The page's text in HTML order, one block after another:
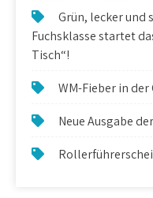
Grün, lecker und
Fuchsklasse startet
Tisch“!
WM-Fieber in
Neue Ausgabe